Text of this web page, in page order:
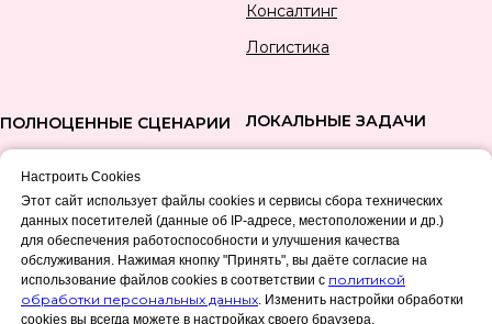
Консалтинг
Логистика
ПОЛНОЦЕННЫЕ СЦЕНАРИИ
Систематизация бизнеса
Запуск нового бизнеса
Бережливое производство
Масштабирование бизнеса
Наведение порядка в
ЛОКАЛЬНЫЕ ЗАДАЧИ
Порядок на рабочем месте 5C
Производственный
инструктаж по технологии
TWI
Быстрое внедрение
Настроить Cookies
Этот сайт использует файлы cookies и сервисы сбора технических
данных посетителей (данные об IP-адресе, местоположении и др.)
для обеспечения работоспособности и улучшения качества
обслуживания. Нажимая кнопку "Принять", вы даёте согласие на
использование файлов cookies в соответствии с политикой
обработки персональных данных . Изменить настройки обработки
cookies вы всегда можете в настройках своего браузера.